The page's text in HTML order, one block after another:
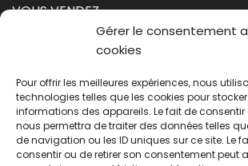
Gérer le consentement
cookies
Pour offrir les meilleures expériences, nous
technologies telles que les cookies pour
informations des appareils. Le fait de
nous permettra de traiter des données telles
de navigation ou les ID uniques sur ce site. Le
consentir ou de retirer son consentement peut
VOUS VENDEZ
INSCRIPTION NEWSLETTER
Vous souhaitez être tenu au courant
dernières machines disponibles ?